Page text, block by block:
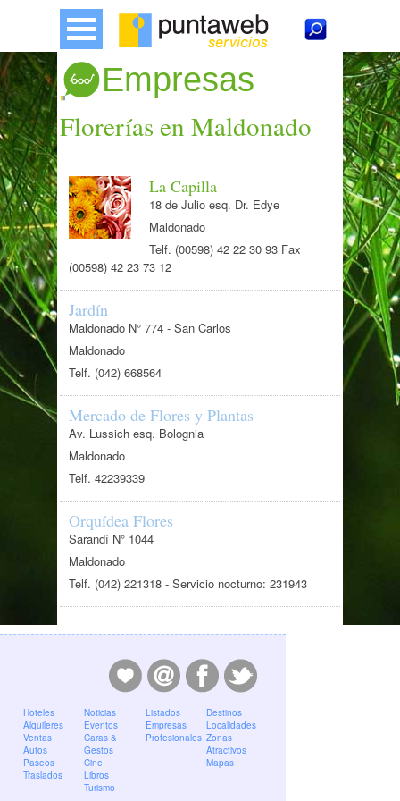
Empresas
Florerías en Maldonado
La Capilla
18 de Julio esq. Dr. Edye
Maldonado
Telf. (00598) 42 22 30 93 Fax
(00598) 42 23 73 12
Jardín
Maldonado N° 774 - San Carlos
Maldonado
Telf. (042) 668564
Mercado de Flores y Plantas
Av. Lussich esq. Bolognia
Maldonado
Telf. 42239339
Orquídea Flores
Sarandí N° 1044
Maldonado
Telf. (042) 221318 - Servicio nocturno: 231943
Hoteles
Alquileres
Ventas
Autos
Paseos
Traslados
Noticias
Eventos
Caras &
Gestos
Cine
Libros
Turismo
Listados
Empresas
Profesionales
Destinos
Localidades
Zonas
Atractivos
Mapas